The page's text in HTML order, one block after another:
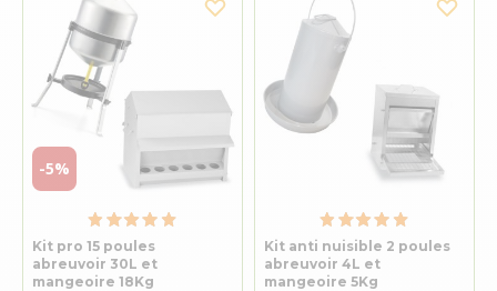
-5%
Kit pro 15 poules
abreuvoir 30L et
mangeoire 18Kg
Kit anti nuisible 2 poules
abreuvoir 4L et
mangeoire 5Kg